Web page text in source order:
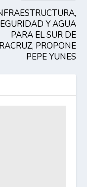
Y AGUA
PARA EL SUR DE
PROPONE
PEPE YUNES